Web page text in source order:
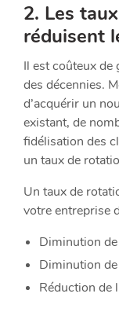
2. Les
réduisent
Il est coûteux de
des décennies.
d’acquérir un
existant, de
fidélisation des
un taux de
Un taux de
votre entreprise
Diminution
Diminution
Réduction de